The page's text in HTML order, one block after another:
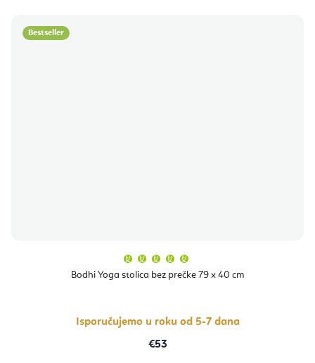
Bestseller
Bodhi Yoga stolica bez prečke 79 x 40 cm
proizvoda
je
zvjezdica.
Isporučujemo u roku od 5-7 dana
€53